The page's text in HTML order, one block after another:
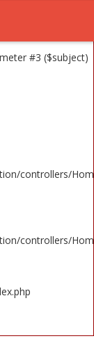
#3 ($subject)
controllers/
controllers/